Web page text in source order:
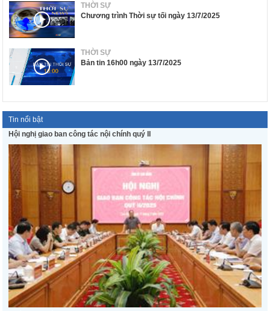
THỜI SỰ
Chương trình Thời sự tối ngày 13/7/2025
THỜI SỰ
Bản tin 16h00 ngày 13/7/2025
Tin nổi bật
Hội nghị giao ban công tác nội chính quý II